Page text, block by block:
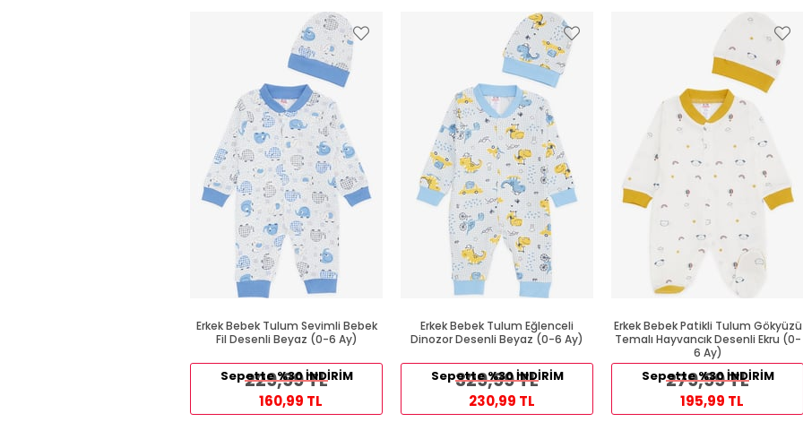
Erkek Bebek Tulum Sevimli Bebek
Fil Desenli Beyaz (0-6 Ay)
229,99 TL
Sepette %30 İNDİRİM
160,99 TL
Erkek Bebek Tulum Eğlenceli
Dinozor Desenli Beyaz (0-6 Ay)
329,99 TL
Sepette %30 İNDİRİM
230,99 TL
Erkek Bebek Patikli Tulum Gökyüzü
Temalı Hayvancık Desenli Ekru (0-
6 Ay)
279,99 TL
Sepette %30 İNDİRİM
195,99 TL